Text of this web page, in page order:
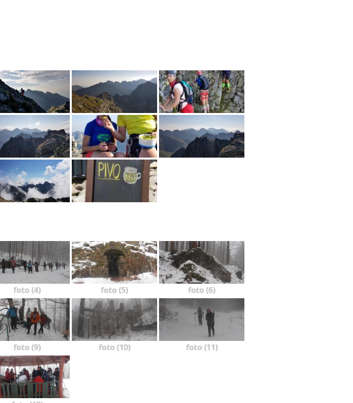
foto (4) foto (5) foto (6)
foto (9) foto (10) foto (11)